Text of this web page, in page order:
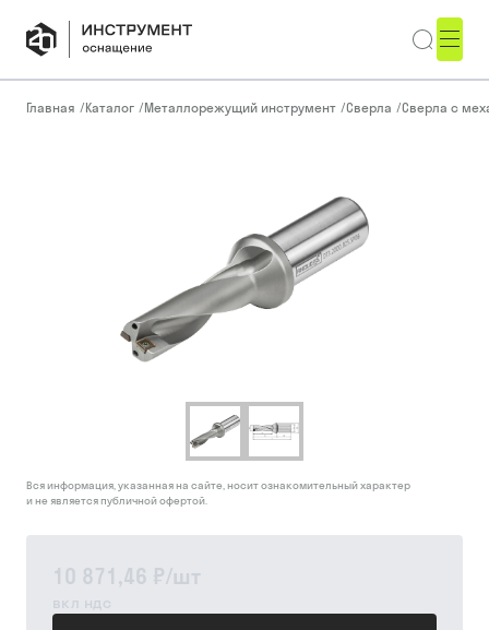
Главная /Каталог /Металлорежущий инструмент /Сверла /Сверла с
10 871,46 ₽/шт
вкл ндс
Вся информация, указанная на сайте, носит ознакомительный характер
и не является публичной офертой.